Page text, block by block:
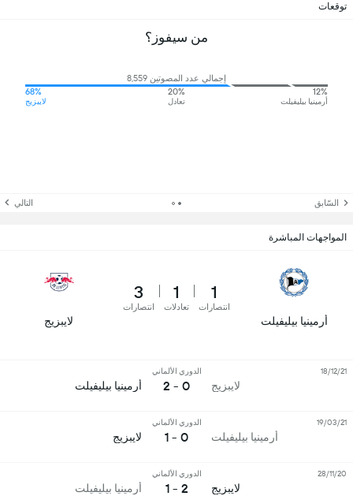
توقعات
من سيفوز؟
إجمالي عدد المصوتين 8,559
12%
أرمينيا بيليفيلت
20%
تعادل
68%
لايبزيج
السّابق التالي
المواجهات المباشرة
أرمينيا بيليفيلت
1
انتصارات
1
تعادلات
3
انتصارات
لايبزيج
لايبزيج
الدوري الألماني
0 - 2 أرمينيا بيليفيلت
18/12/21
أرمينيا بيليفيلت
الدوري الألماني
0 - 1 لايبزيج
19/03/21
لايبزيج
الدوري الألماني
2 - 1 أرمينيا بيليفيلت
28/11/20